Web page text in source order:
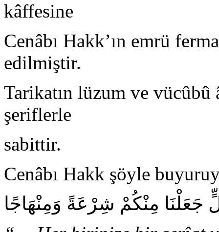
kâffesine
Cenâbı Hakk’ın emrü
edilmiştir.
Tarikatın lüzum ve
şeriflerle
sabittir.
Cenâbı Hakk şöyle
جَعَلْنَا مِنْكُمْ شِرْعَةً وَمِنْهَاجًا